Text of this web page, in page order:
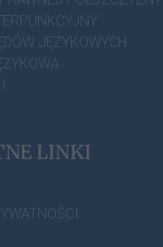
JĘZYKOWYCH
LINKI